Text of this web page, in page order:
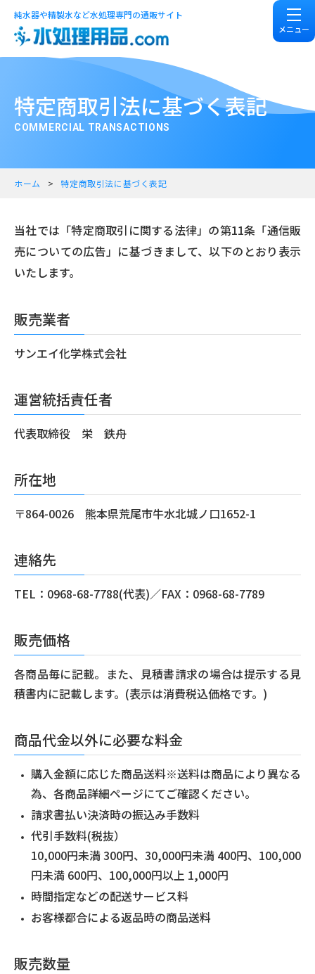
純水器や精製水など水処理専門の通販サイト
メニュー
特定商取引法に基づく表記
COMMERCIAL TRANSACTIONS
ホーム 特定商取引法に基づく表記
当社では「特定商取引に関する法律」の第11条「通信販
売についての広告」に基づきまして、以下のとおり表示
いたします。
販売業者
サンエイ化学株式会社
運営統括責任者
代表取締役 栄 鉄舟
所在地
〒864-0026 熊本県荒尾市牛水北城ノ口1652-1
連絡先
TEL：0968-68-7788(代表)／FAX：0968-68-7789
販売価格
各商品毎に記載。また、見積書請求の場合は提示する見
積書内に記載します。(表示は消費税込価格です。)
商品代金以外に必要な料金
購入金額に応じた商品送料※送料は商品により異なる
為、各商品詳細ページにてご確認ください。
請求書払い決済時の振込み手数料
代引手数料(税抜）
10,000円未満 300円、30,000円未満 400円、100,000
円未満 600円、100,000円以上 1,000円
時間指定などの配送サービス料
お客様都合による返品時の商品送料
販売数量